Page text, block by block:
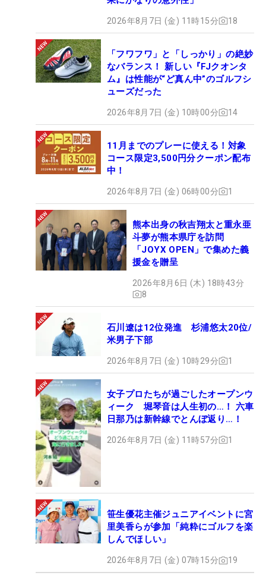
2026年8月7日 (金) 11時15分 18
「フワフワ」と「しっかり」の絶妙
なバランス！ 新しい『FJクオンタ
ム』は性能が“ど真ん中”のゴルフシ
ューズだった
2026年8月7日 (金) 10時00分 14
11月までのプレーに使える！対象
コース限定3,500円分クーポン配布
中！
2026年8月7日 (金) 06時00分 1
熊本出身の秋吉翔太と重永亜
斗夢が熊本県庁を訪問
「JOYX OPEN」で集めた義
援金を贈呈
2026年8月6日 (木) 18時43分
8
石川遼は12位発進 杉浦悠太20位/
米男子下部
2026年8月7日 (金) 10時29分 1
女子プロたちが過ごしたオープンウ
ィーク 堀琴音は人生初の…！ 六車
日那乃は新幹線でとんぼ返り…！
2026年8月7日 (金) 11時57分 1
笹生優花主催ジュニアイベントに宮
里美香らが参加「純粋にゴルフを楽
しんでほしい」
2026年8月7日 (金) 07時15分 19